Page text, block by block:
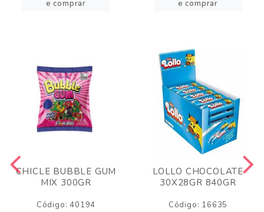
e comprar
e comprar
CHICLE BUBBLE GUM
MIX 300GR
Código: 40194
LOLLO CHOCOLATE
30X28GR 840GR
Código: 16635